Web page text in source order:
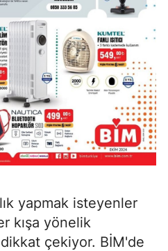
yapmak isteyenler
kışa yönelik
çekiyor. BİM'de